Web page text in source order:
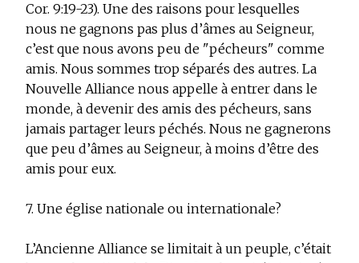
Cor. 9:19-23). Une des raisons pour lesquelles
nous ne gagnons pas plus d’âmes au Seigneur,
c’est que nous avons peu de "pécheurs" comme
amis. Nous sommes trop séparés des autres. La
Nouvelle Alliance nous appelle à entrer dans le
monde, à devenir des amis des pécheurs, sans
jamais partager leurs péchés. Nous ne gagnerons
que peu d’âmes au Seigneur, à moins d’être des
amis pour eux.
7. Une église nationale ou internationale?
L’Ancienne Alliance se limitait à un peuple, c’était